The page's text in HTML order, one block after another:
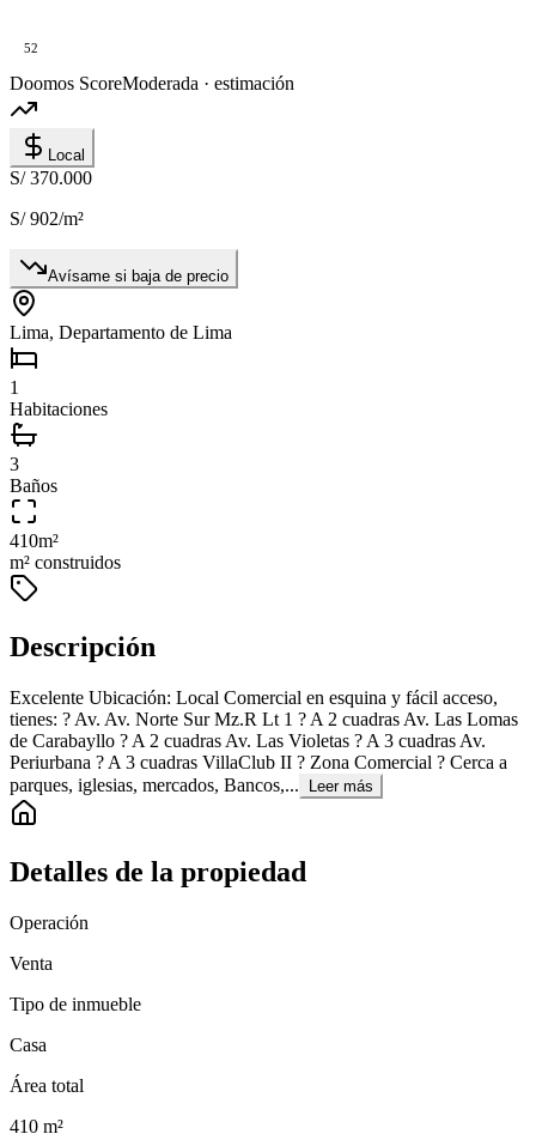
52
Doomos ScoreModerada · estimación
Local
S/ 370.000
S/ 902/m²
Avísame si baja de precio
Lima, Departamento de Lima
1
Habitaciones
3
Baños
410m²
m² construidos
Descripción
Excelente Ubicación: Local Comercial en esquina y fácil acceso,
tienes: ? Av. Av. Norte Sur Mz.R Lt 1 ? A 2 cuadras Av. Las Lomas
de Carabayllo ? A 2 cuadras Av. Las Violetas ? A 3 cuadras Av.
Periurbana ? A 3 cuadras VillaClub II ? Zona Comercial ? Cerca a
parques, iglesias, mercados, Bancos,...
Leer más
Detalles de la propiedad
Operación
Venta
Tipo de inmueble
Casa
Área total
410 m²